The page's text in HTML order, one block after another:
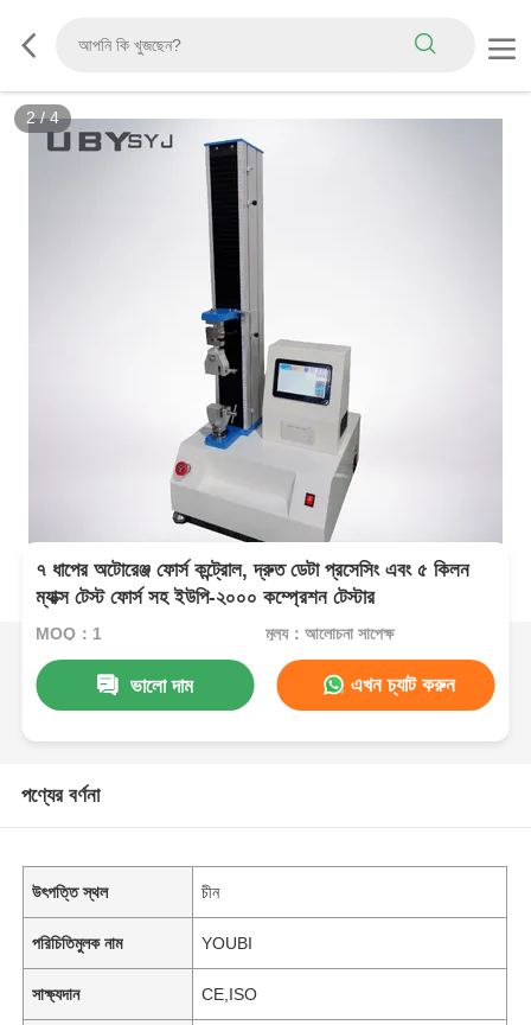
2/4
৭ ধাপের অটোরেঞ্জ ফোর্স কন্ট্রোল, দ্রুত ডেটা প্রসেসিং এবং ৫ কিলন
ম্যাক্স টেস্ট ফোর্স সহ ইউপি-২০০০ কম্প্রেশন টেস্টার
MOQ：1 মূল্য：আলোচনা সাপেক্ষ
ভালো দাম এখন চ্যাট করুন
পণ্যের বর্ণনা
উৎপত্তি স্থল চীন
পরিচিতিমুলক নাম YOUBI
সাক্ষ্যদান CE,ISO